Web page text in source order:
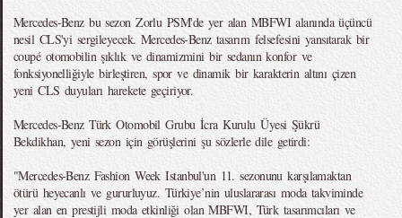
Mercedes-Benz bu sezon Zorlu PSM'de yer alan MBFWI alanında üçüncü
nesil CLS'yi sergileyecek. Mercedes-Benz tasarım felsefesini yansıtarak bir
coupé otomobilin şıklık ve dinamizmini bir sedanın konfor ve
fonksiyonelliğiyle birleştiren, spor ve dinamik bir karakterin altını çizen
yeni CLS duyuları harekete geçiriyor.
Mercedes-Benz Türk Otomobil Grubu İcra Kurulu Üyesi Şükrü
Bekdikhan, yeni sezon için görüşlerini şu sözlerle dile getirdi:
"Mercedes-Benz Fashion Week Istanbul'un 11. sezonunu karşılamaktan
ötürü heyecanlı ve gururluyuz. Türkiye’nin uluslararası moda takviminde
yer alan en prestijli moda etkinliği olan MBFWI, Türk tasarımcıları ve